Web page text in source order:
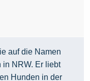
auf die Namen
in NRW. Er liebt
Hunden in der